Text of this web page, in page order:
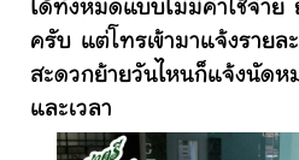
ได้ทั้งหมดแบบไม่มีค่าใช้จ่าย
ครับ แต่โทรเข้ามาแจ้งรายล
สะดวกย้ายวันไหนก็แจ้งนัดห
และเวลา